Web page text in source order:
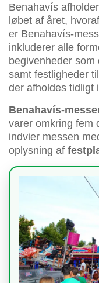
Benahavís
løbet af året,
er Benahavís-
inkluderer alle
begivenheder
samt festligheder
der afholdes tidligt
Benahavís-
varer omkring fem
indvier messen
oplysning af